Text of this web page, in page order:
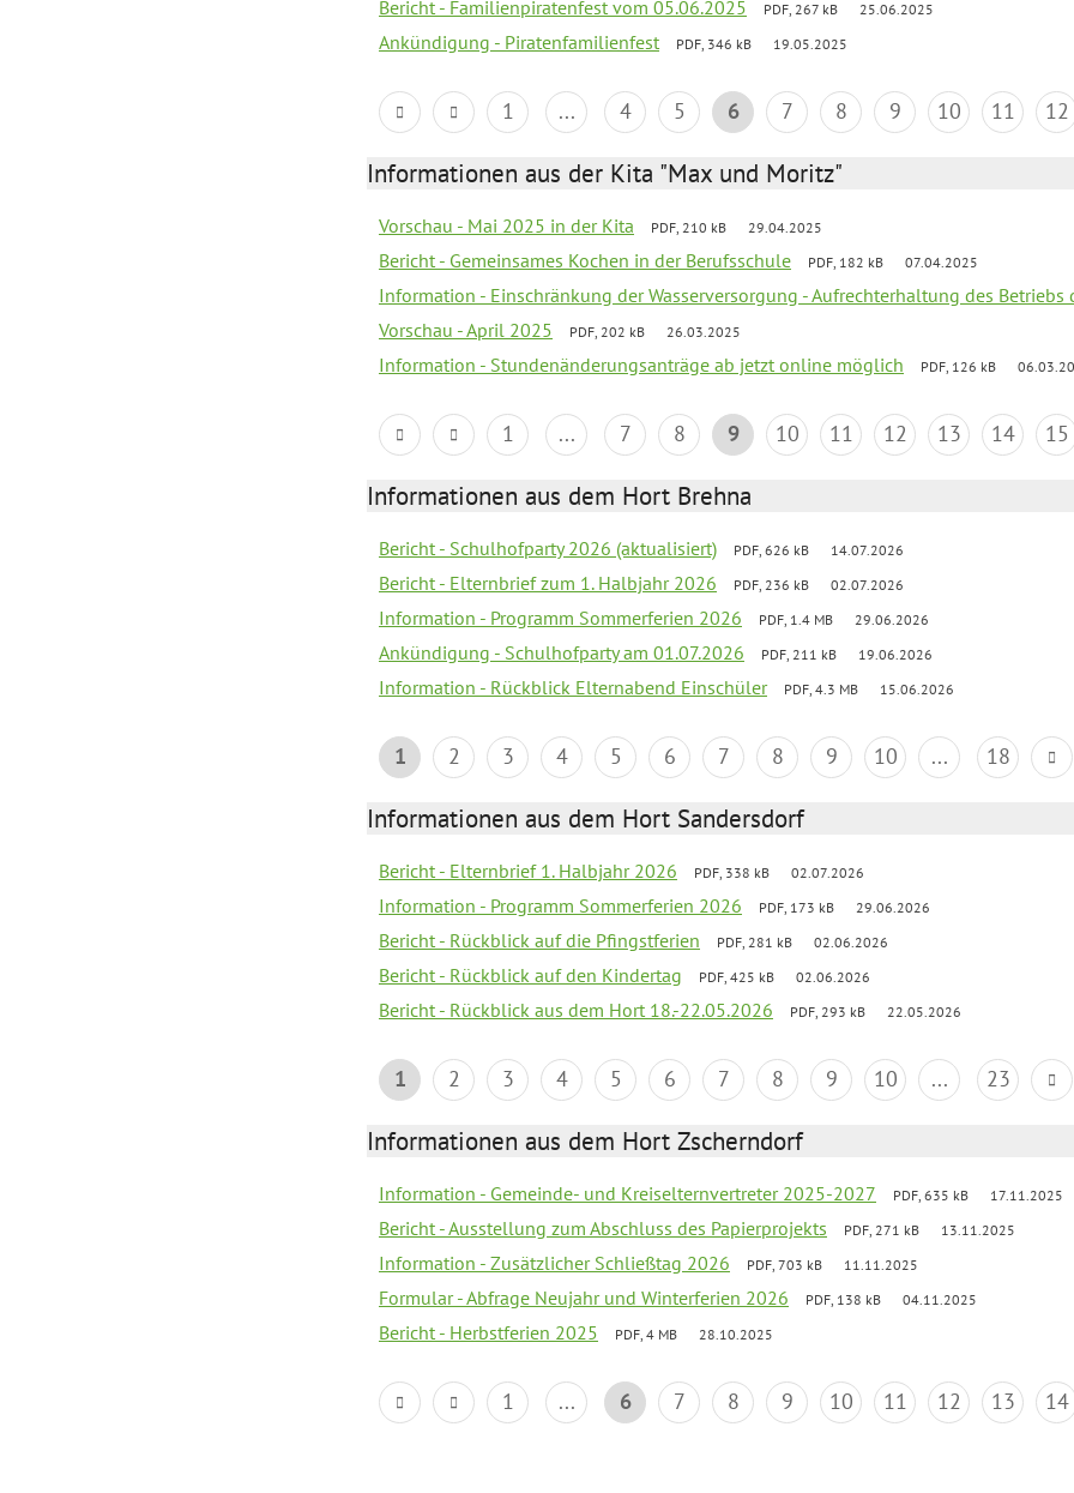
Bericht - Familienpiratenfest vom 05.06.2025 PDF, 267 kB 25.06.2025
Ankündigung - Piratenfamilienfest PDF, 346 kB 19.05.2025
1 ... 4 5 6 7 8 9 10 11 12
Informationen aus der Kita "Max und Moritz"
Vorschau - Mai 2025 in der Kita PDF, 210 kB 29.04.2025
Bericht - Gemeinsames Kochen in der Berufsschule PDF, 182 kB 07.04.2025
Information - Einschränkung der Wasserversorgung - Aufrechterhaltung des Betriebs
Vorschau - April 2025
PDF, 202 kB 26.03.2025
Information - Stundenänderungsanträge ab jetzt online möglich PDF, 126 kB
1 ... 7 8 9 10 11 12 13 14 15
Informationen aus dem Hort Brehna
Bericht - Schulhofparty 2026 (aktualisiert) PDF, 626 kB 14.07.2026
Bericht - Elternbrief zum 1. Halbjahr 2026 PDF, 236 kB 02.07.2026
Information - Programm Sommerferien 2026 PDF, 1.4 MB 29.06.2026
Ankündigung - Schulhofparty am 01.07.2026 PDF, 211 kB 19.06.2026
Information - Rückblick Elternabend Einschüler PDF, 4.3 MB 15.06.2026
1 2 3 4 5 6 7 8 9 10 ... 18
Informationen aus dem Hort Sandersdorf
Bericht - Elternbrief 1. Halbjahr 2026 PDF, 338 kB 02.07.2026
Information - Programm Sommerferien 2026 PDF, 173 kB 29.06.2026
Bericht - Rückblick auf die Pfingstferien PDF, 281 kB 02.06.2026
Bericht - Rückblick auf den Kindertag PDF, 425 kB 02.06.2026
Bericht - Rückblick aus dem Hort 18.-22.05.2026 PDF, 293 kB 22.05.2026
1 2 3 4 5 6 7 8 9 10 ... 23
Informationen aus dem Hort Zscherndorf
Information - Gemeinde- und Kreiselternvertreter 2025-2027 PDF, 635 kB 17.11.2025
Bericht - Ausstellung zum Abschluss des Papierprojekts PDF, 271 kB 13.11.2025
Information - Zusätzlicher Schließtag 2026 PDF, 703 kB 11.11.2025
Formular - Abfrage Neujahr und Winterferien 2026 PDF, 138 kB 04.11.2025
Bericht - Herbstferien 2025 PDF, 4 MB 28.10.2025
1 ... 6 7 8 9 10 11 12 13 14